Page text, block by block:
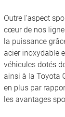
Outre l'aspect
cœur de nos
la puissance
acier inoxydable
véhicules dotés
ainsi à la Toyota
en plus par
les avantages